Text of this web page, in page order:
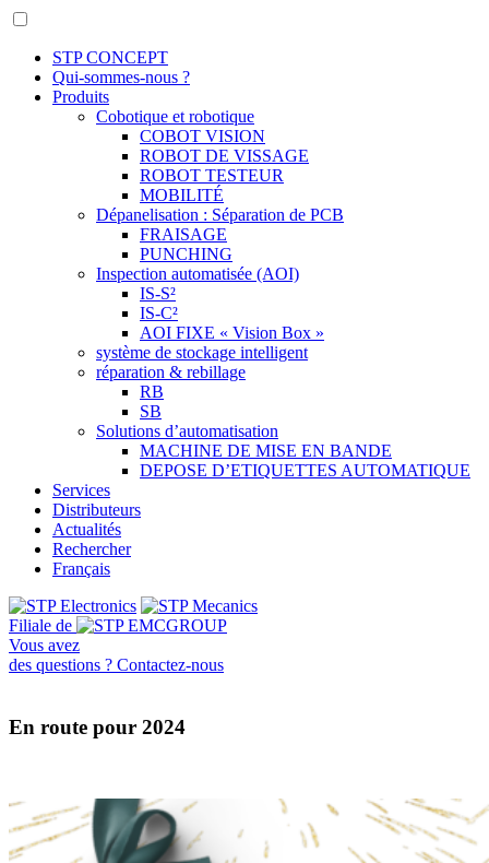
STP CONCEPT
Qui-sommes-nous ?
Produits
Cobotique et robotique
COBOT VISION
ROBOT DE VISSAGE
ROBOT TESTEUR
MOBILITÉ
Dépanelisation : Séparation de PCB
FRAISAGE
PUNCHING
Inspection automatisée (AOI)
IS-S²
IS-C²
AOI FIXE « Vision Box »
système de stockage intelligent
réparation & rebillage
RB
SB
Solutions d’automatisation
MACHINE DE MISE EN BANDE
DEPOSE D’ETIQUETTES AUTOMATIQUE
Services
Distributeurs
Actualités
Rechercher
Français
Filiale de
Vous avez
des questions ? Contactez-nous
En route pour 2024